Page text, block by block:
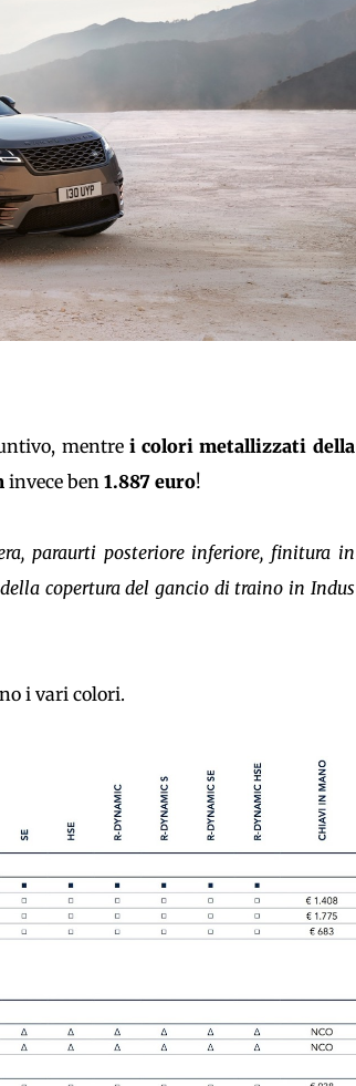
mentre i colori metallizzati della
invece ben 1.887 euro!
paraurti posteriore inferiore, finitura in
copertura del gancio di traino in Indus
i vari colori.